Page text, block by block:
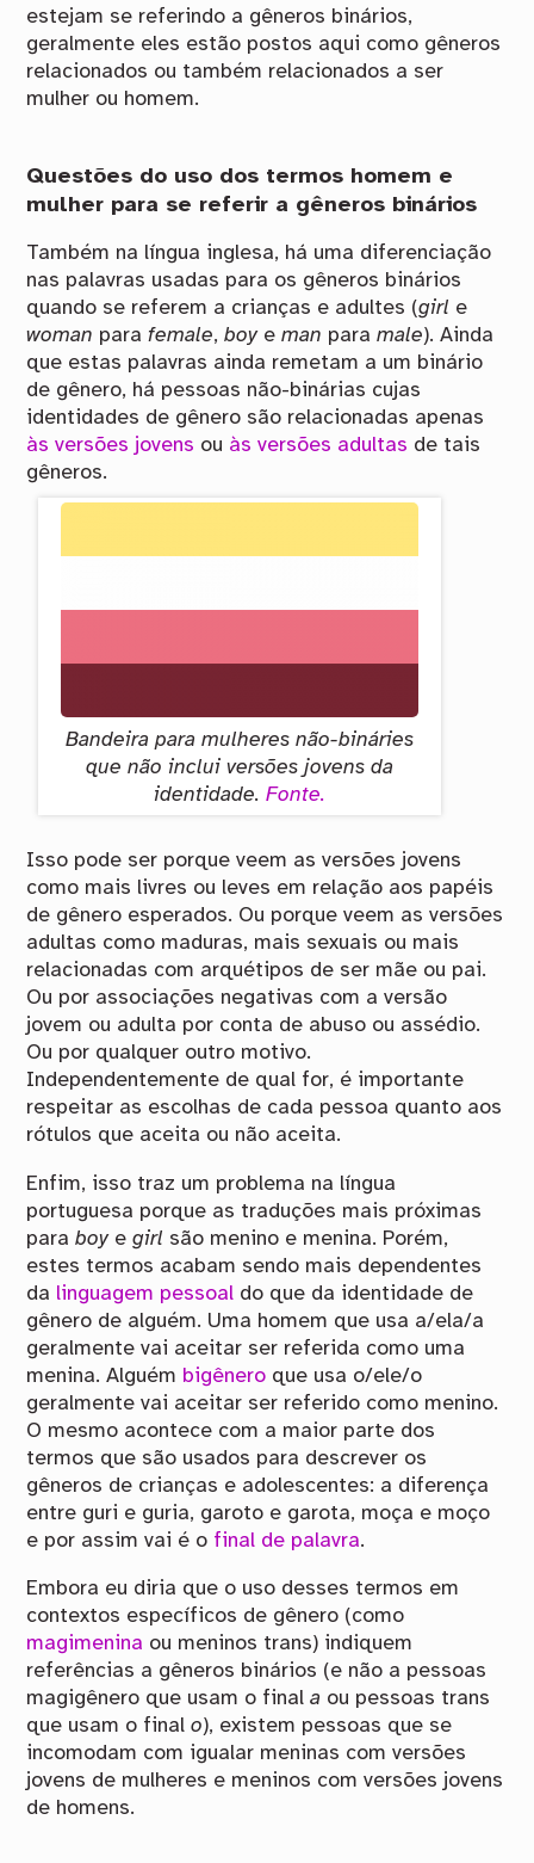
estejam se referindo a gêneros binários,
geralmente eles estão postos aqui como gêneros
relacionados ou também relacionados a ser
mulher ou homem.
Questões do uso dos termos homem e
mulher para se referir a gêneros binários
Também na língua inglesa, há uma diferenciação
nas palavras usadas para os gêneros binários
quando se referem a crianças e adultes (girl e
woman parafemale,boyeman paramale). Ainda
que estas palavras ainda remetam a um binário
de gênero, há pessoas não-binárias cujas
identidades de gênero são relacionadas apenas
às versões jovens ou às versões adultas de tais
gêneros.
Bandeira para mulheres não-bináries
que não inclui versões jovens da
identidade. Fonte.
Isso pode ser porque veem as versões jovens
como mais livres ou leves em relação aos papéis
de gênero esperados. Ou porque veem as versões
adultas como maduras, mais sexuais ou mais
relacionadas com arquétipos de ser mãe ou pai.
Ou por associações negativas com a versão
jovem ou adulta por conta de abuso ou assédio.
Ou por qualquer outro motivo.
Independentemente de qual for, é importante
respeitar as escolhas de cada pessoa quanto aos
rótulos que aceita ou não aceita.
Enfim, isso traz um problema na língua
portuguesa porque as traduções mais próximas
paraboyegirl são menino e menina. Porém,
estes termos acabam sendo mais dependentes
da linguagem pessoal do que da identidade de
gênero de alguém. Uma homem que usa a/ela/a
geralmente vai aceitar ser referida como uma
menina. Alguém bigênero que usa o/ele/o
geralmente vai aceitar ser referido como menino.
O mesmo acontece com a maior parte dos
termos que são usados para descrever os
gêneros de crianças e adolescentes: a diferença
entre guri e guria, garoto e garota, moça e moço
e por assim vai é o final de palavra.
Embora eu diria que o uso desses termos em
contextos específicos de gênero (como
magimenina ou meninos trans) indiquem
referências a gêneros binários (e não a pessoas
magigênero que usam o finala ou pessoas trans
que usam o finalo), existem pessoas que se
incomodam com igualar meninas com versões
jovens de mulheres e meninos com versões jovens
de homens.